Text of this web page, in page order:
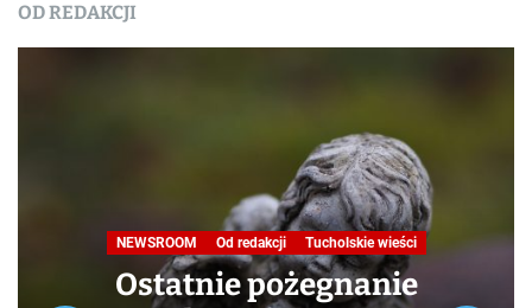
OD REDAKCJI
Podróże małe i duże. Ścieżka
przyrodniczo-dydaktyczna
„Jelenia Wyspa”
24 lipca 2026